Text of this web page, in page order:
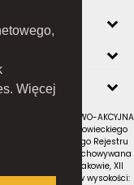
Więcej
KOMANDYTOWO-AKCYJNA
ul. Wiśniowieckiego
Krajowego Rejestru
w którym przechowywana
Śródmieścia w Krakowie, XII
zakładowy w wysokości: